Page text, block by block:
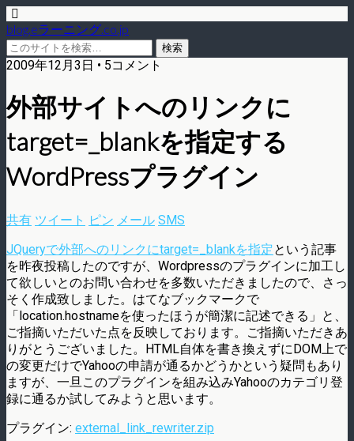
blog.eラーニング.co.jp
2009年12月3日 • 5コメント
外部サイトへのリンクに
target=_blankを指定する
WordPressプラグイン
共有 ツイート ピン メール SMS
JQueryで外部へのリンクにtarget=_blankを指定という記事
を昨夜投稿したのですが、Wordpressのプラグインに加工し
て欲しいとのお問い合わせを多数いただきましたので、さっ
そく作成致しました。はてなブックマークで
「location.hostnameを使ったほうが簡潔に記述できる」と、
ご指摘いただいた点を反映しております。ご指摘いただきあ
りがとうございました。HTML自体を書き換えずにDOM上で
の変更だけでYahooの申請が通るかどうかという疑問もあり
ますが、一旦このプラグインを組み込みYahooのカテゴリ登
録に通るか試してみようと思います。
プラグイン: external_link_rewriter.zip